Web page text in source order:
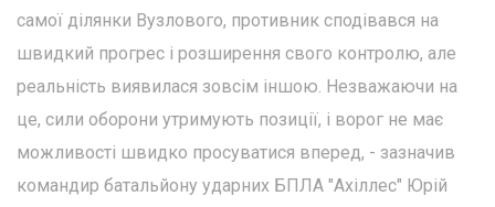
самої ділянки Вузлового, противник сподівався на
швидкий прогрес і розширення свого контролю, але
реальність виявилася зовсім іншою. Незважаючи на
це, сили оборони утримують позиції, і ворог не має
можливості швидко просуватися вперед, - зазначив
командир батальйону ударних БПЛА "Ахіллес" Юрій